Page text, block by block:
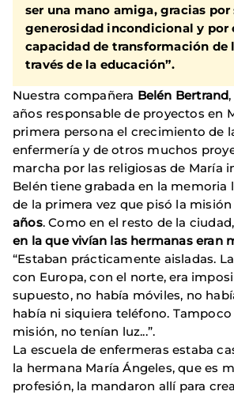
ser una mano amiga, gracias por
generosidad incondicional y por
capacidad de transformación de
través de la educación”.
Nuestra compañera Belén Bertrand
años responsable de proyectos en
primera persona el crecimiento de
enfermería y de otros muchos
marcha por las religiosas de María
Belén tiene grabada en la memoria
de la primera vez que pisó la misión
años. Como en el resto de la ciudad,
en la que vivían las hermanas eran
“Estaban prácticamente aisladas.
con Europa, con el norte, era
supuesto, no había móviles, no
había ni siquiera teléfono.
misión, no tenían luz...”.
La escuela de enfermeras estaba
la hermana María Ángeles, que es
profesión, la mandaron allí para